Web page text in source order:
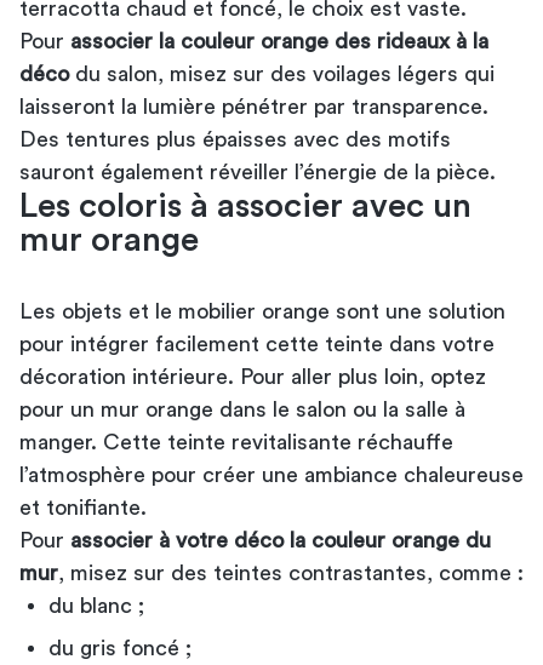
terracotta chaud et foncé, le choix est vaste.
Pour associer la couleur orange des rideaux à la
déco​du salon, misez sur des voilages légers qui
laisseront la lumière pénétrer par transparence.
Des tentures plus épaisses avec des motifs
sauront également réveiller l’énergie de la pièce.
Les coloris à associer avec un
mur orange
Les objets et le mobilier orange sont une solution
pour intégrer facilement cette teinte dans votre
décoration intérieure. Pour aller plus loin, optez
pour un mur orange dans le salon ou la salle à
manger. Cette teinte revitalisante réchauffe
l’atmosphère pour créer une ambiance chaleureuse
et tonifiante.
Pour associer à votre déco la couleur orange du
mur , misez sur des teintes contrastantes, comme :
du blanc ;
du gris foncé ;